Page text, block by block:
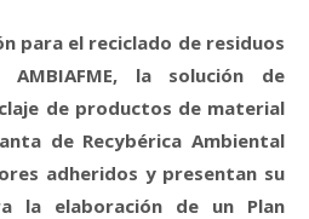
para el reciclado de residuos
la solución de
de productos de material
de Recybérica Ambiental
adheridos y presentan su
la elaboración de un Plan